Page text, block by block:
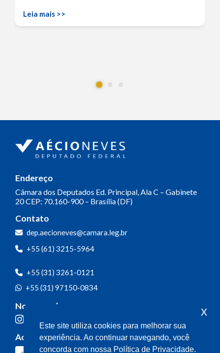
Leia mais >>
Endereço
Câmara dos Deputados Ed. Principal, Ala C – Gabinete
20CEP: 70.160-900 – Brasília (DF)
Contato
dep.aecioneves@camara.leg.br
+55 (61) 3215-5964
+55 (31) 3261-0121
+55 (31) 97150-0834
Nossas redes
Acompanhe o meu mandato
Este site utiliza cookies para melhorar sua
experiência. Ao continuar navegando, você
concorda com nossa Política de Privacidade.
x